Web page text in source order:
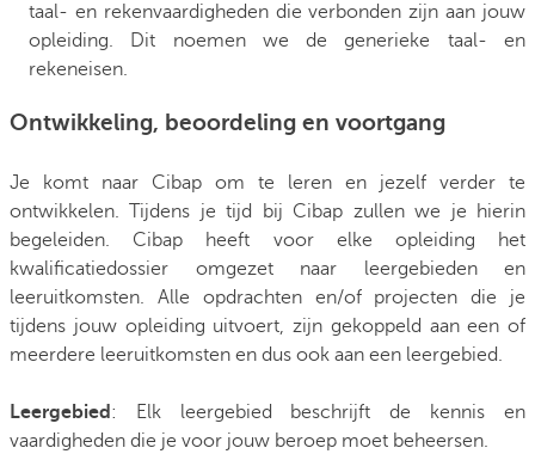
taal- en rekenvaardigheden die verbonden zijn aan jouw
opleiding. Dit noemen we de generieke taal- en
rekeneisen.
Ontwikkeling, beoordeling en voortgang
Je komt naar Cibap om te leren en jezelf verder te
ontwikkelen. Tijdens je tijd bij Cibap zullen we je hierin
begeleiden. Cibap heeft voor elke opleiding het
kwalificatiedossier omgezet naar leergebieden en
leeruitkomsten. Alle opdrachten en/of projecten die je
tijdens jouw opleiding uitvoert, zijn gekoppeld aan een of
meerdere leeruitkomsten en dus ook aan een leergebied.
Leergebied : Elk leergebied beschrijft de kennis en
vaardigheden die je voor jouw beroep moet beheersen.